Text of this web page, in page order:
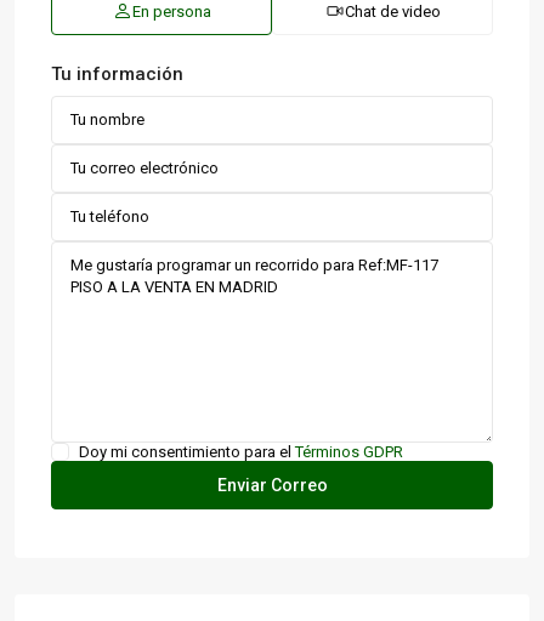
En persona Chat de video
Tu información
Doy mi consentimiento para elTérminos GDPR